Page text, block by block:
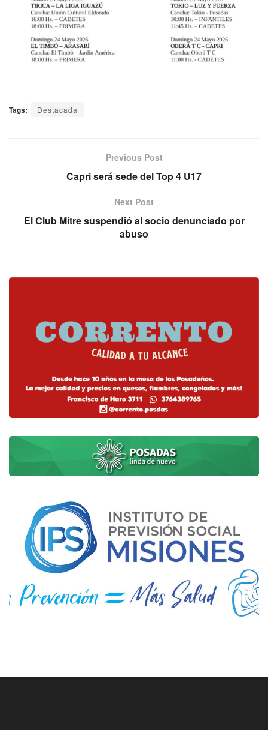
Tags: Destacada
Previous Post
Capri será sede del Top 4 U17
Next Post
El Club Mitre suspendió al socio denunciado por
abuso